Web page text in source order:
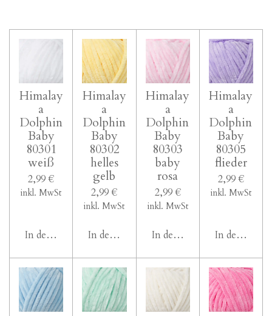
Himalay
a
Dolphin
Baby
80301
weiß
2,99 €
inkl. MwSt
In den Warenkorb
Himalay
a
Dolphin
Baby
80302
helles
gelb
2,99 €
inkl. MwSt
In den Warenkorb
Himalay
a
Dolphin
Baby
80303
baby
rosa
2,99 €
inkl. MwSt
In den Warenkorb
Himalay
a
Dolphin
Baby
80305
flieder
2,99 €
inkl. MwSt
In den